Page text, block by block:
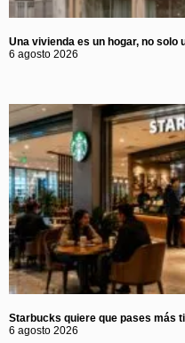
Una vivienda es un hogar, no solo
6 agosto 2026
Starbucks quiere que pases más
6 agosto 2026